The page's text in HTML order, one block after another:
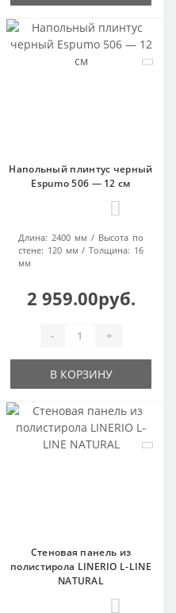
Напольный плинтус черный
Espumo 506 — 12 см
Длина: 2400 мм
Высота по
стене: 120 мм Толщина: 16
мм
2 959.00руб.
- +
В КОРЗИНУ
Стеновая панель из
полистирола LINERIO L-LINE
NATURAL